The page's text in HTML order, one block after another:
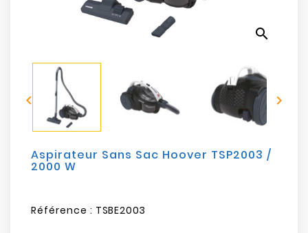
Bureautique
Sécurité
Mobilités
Loisirs
search
 
Aspirateur Sans Sac Hoover TSP2003 /
2000 W
Référence : TSBE2003